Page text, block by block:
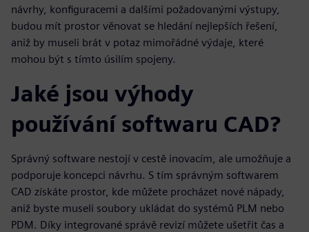
návrhy, konfiguracemi a dalšími požadovanými výstupy,
budou mít prostor věnovat se hledání nejlepších řešení,
aniž by museli brát v potaz mimořádné výdaje, které
mohou být s tímto úsilím spojeny.
Jaké jsou výhody
používání softwaru CAD?
Správný software nestojí v cestě inovacím, ale umožňuje a
podporuje koncepci návrhu. S tím správným softwarem
CAD získáte prostor, kde můžete procházet nové nápady,
aniž byste museli soubory ukládat do systémů PLM nebo
PDM. Díky integrované správě revizí můžete ušetřit čas a